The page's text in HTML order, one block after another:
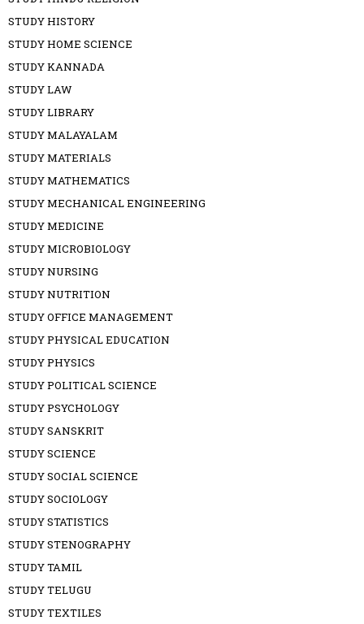
STUDY HISTORY
STUDY HOME SCIENCE
STUDY KANNADA
STUDY LAW
STUDY LIBRARY
STUDY MALAYALAM
STUDY MATERIALS
STUDY MATHEMATICS
STUDY MECHANICAL ENGINEERING
STUDY MEDICINE
STUDY MICROBIOLOGY
STUDY NURSING
STUDY NUTRITION
STUDY OFFICE MANAGEMENT
STUDY PHYSICAL EDUCATION
STUDY PHYSICS
STUDY POLITICAL SCIENCE
STUDY PSYCHOLOGY
STUDY SANSKRIT
STUDY SCIENCE
STUDY SOCIAL SCIENCE
STUDY SOCIOLOGY
STUDY STATISTICS
STUDY STENOGRAPHY
STUDY TAMIL
STUDY TELUGU
STUDY TEXTILES